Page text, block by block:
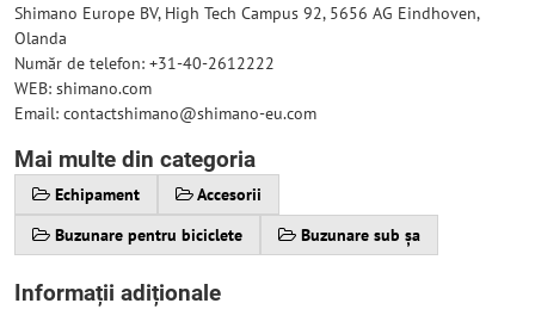
Shimano Europe BV, High Tech Campus 92, 5656 AG Eindhoven,
Olanda
Număr de telefon: +31-40-2612222
WEB: shimano.com
Email: contactshimano@shimano-eu.com
Mai multe din categoria
Echipament
Accesorii
Buzunare pentru biciclete
Buzunare sub șa
Informații adiționale